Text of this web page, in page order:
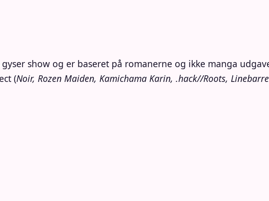
show og er baseret på romanerne og ikke manga
(Noir, Rozen Maiden, Kamichama Karin, .hack//Roots,